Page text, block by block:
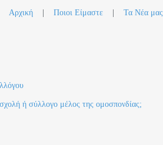
Αρχική Ποιοι Είμαστε Τα Νέα μας
ή σύλλογο μέλος της ομοσπονδίας;